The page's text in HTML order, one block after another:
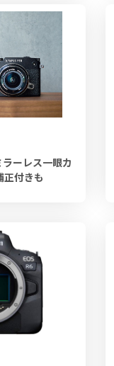
ラーレス一眼カ
正付きも